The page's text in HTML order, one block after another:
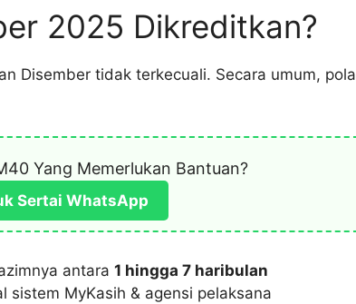
2025 Dikreditkan?
Disember tidak terkecuali. Secara umum, pola
Yang Memerlukan Bantuan?
Sertai WhatsApp
antara 1 hingga 7 haribulan
MyKasih & agensi pelaksana